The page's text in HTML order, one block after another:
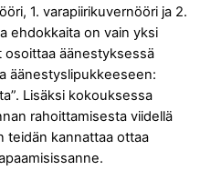
1. varapiirikuvernööri ja 2.
ehdokkaita on vain yksi
osoittaa äänestyksessä
äänestyslipukkeeseen:
Lisäksi kokouksessa
rahoittamisesta viidellä
teidän kannattaa ottaa